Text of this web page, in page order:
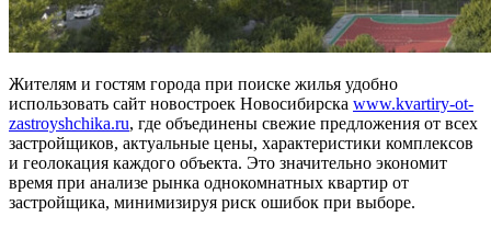
Жителям и гостям города при поиске жилья удобно
использовать сайт новостроек Новосибирска www.kvartiry-ot-
zastroyshchika.ru, где объединены свежие предложения от всех
застройщиков, актуальные цены, характеристики комплексов
и геолокация каждого объекта. Это значительно экономит
время при анализе рынка однокомнатных квартир от
застройщика, минимизируя риск ошибок при выборе.